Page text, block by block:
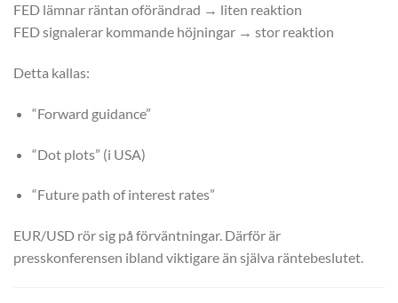
FED lämnar räntan oförändrad → liten reaktion
FED signalerar kommande höjningar → stor reaktion
Detta kallas:
“Forward guidance”
“Dot plots” (i USA)
“Future path of interest rates”
EUR/USD rör sig på förväntningar. Därför är
presskonferensen ibland viktigare än själva räntebeslutet.